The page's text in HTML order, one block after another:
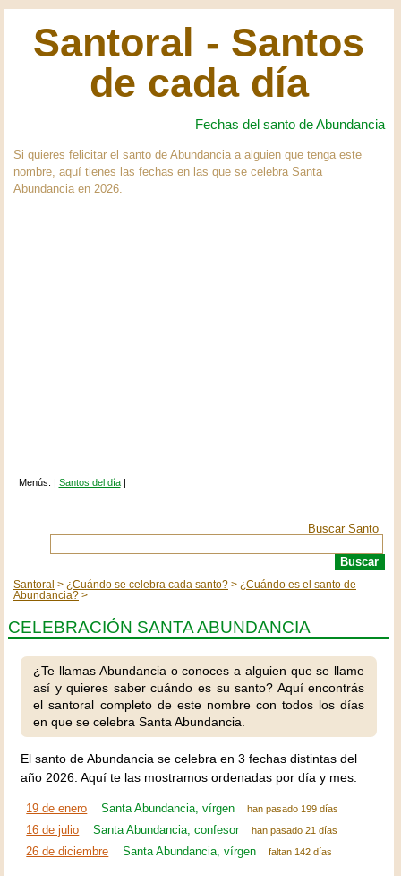
Santoral - Santos
de cada día
Fechas del santo de Abundancia
Si quieres felicitar el santo de Abundancia a alguien que tenga este
nombre, aquí tienes las fechas en las que se celebra Santa
Abundancia en 2026.
Menús: | Santos del día|
Buscar Santo
Santoral ¿Cuándo se celebra cada santo?
¿Cuándo es el santo de
Abundancia?
CELEBRACIÓN SANTA ABUNDANCIA
¿Te llamas Abundancia o conoces a alguien que se llame
así y quieres saber cuándo es su santo? Aquí encontrás
el santoral completo de este nombre con todos los días
en que se celebra Santa Abundancia.
El santo de Abundancia se celebra en 3 fechas distintas del
año 2026. Aquí te las mostramos ordenadas por día y mes.
19 de enero Santa Abundancia, vírgen han pasado 199 días
16 de julio Santa Abundancia, confesor han pasado 21 días
26 de diciembre Santa Abundancia, vírgen faltan 142 días